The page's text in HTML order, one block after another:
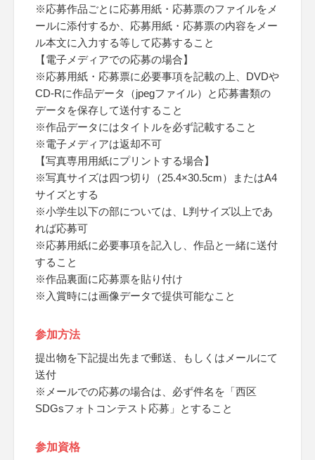
※応募作品ごとに応募用紙・応募票のファイルをメ
ールに添付するか、応募用紙・応募票の内容をメー
ル本文に入力する等して応募すること
【電子メディアでの応募の場合】
※応募用紙・応募票に必要事項を記載の上、DVDや
CD-Rに作品データ（jpegファイル）と応募書類の
データを保存して送付すること
※作品データにはタイトルを必ず記載すること
※電子メディアは返却不可
【写真専用用紙にプリントする場合】
※写真サイズは四つ切り（25.4×30.5cm）またはA4
サイズとする
※小学生以下の部については、L判サイズ以上であ
れば応募可
※応募用紙に必要事項を記入し、作品と一緒に送付
すること
※作品裏面に応募票を貼り付け
※入賞時には画像データで提供可能なこと
参加方法
提出物を下記提出先まで郵送、もしくはメールにて
送付
※メールでの応募の場合は、必ず件名を「西区
SDGsフォトコンテスト応募」とすること
参加資格